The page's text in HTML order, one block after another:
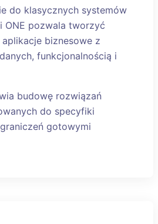
do klasycznych systemów
ONE pozwala tworzyć
biznesowe z
funkcjonalnością i
budowę rozwiązań
do specyfiki
gotowymi